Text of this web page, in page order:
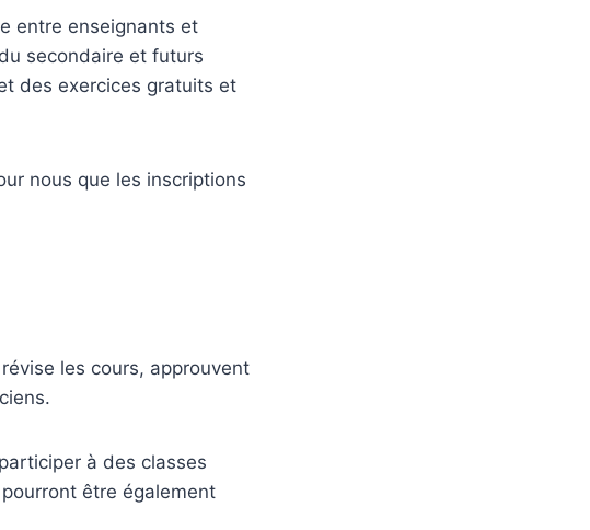
entre enseignants et
secondaire et futurs
des exercices gratuits et
nous que les inscriptions
les cours, approuvent
à des classes
être également